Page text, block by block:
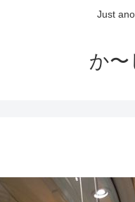
Just
か〜